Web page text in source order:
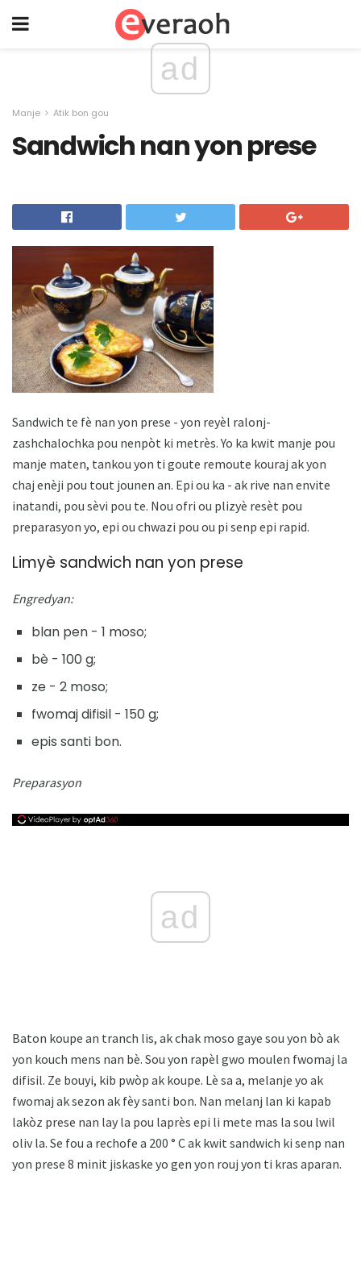
ad
Manje Atik bon gou
Sandwich nan yon prese
Sandwich te fè nan yon prese - yon reyèl ralonj-
zashchalochka pou nenpòt ki metrès. Yo ka kwit manje pou
manje maten, tankou yon ti goute remoute kouraj ak yon
chaj enèji pou tout jounen an. Epi ou ka - ak rive nan envite
inatandi, pou sèvi pou te. Nou ofri ou plizyè resèt pou
preparasyon yo, epi ou chwazi pou ou pi senp epi rapid.
Limyè sandwich nan yon prese
Engredyan:
blan pen - 1 moso;
bè - 100 g;
ze - 2 moso;
fwomaj difisil - 150 g;
epis santi bon.
Preparasyon
ad
Baton koupe an tranch lis, ak chak moso gaye sou yon bò ak
yon kouch mens nan bè. Sou yon rapèl gwo moulen fwomaj la
difisil. Ze bouyi, kib pwòp ak koupe. Lè sa a, melanje yo ak
fwomaj ak sezon ak fèy santi bon. Nan melanj lan ki kapab
lakòz prese nan lay la pou laprès epi li mete mas la sou lwil
oliv la. Se fou a rechofe a 200 ° C ak kwit sandwich ki senp nan
yon prese 8 minit jiskaske yo gen yon rouj yon ti kras aparan.